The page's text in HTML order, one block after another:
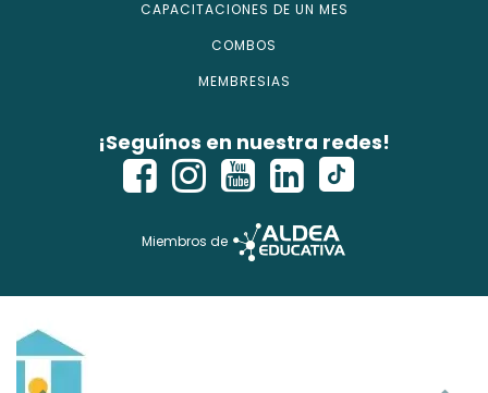
CAPACITACIONES DE UN MES
COMBOS
MEMBRESIAS
¡Seguínos en nuestra redes!
Miembros de
Copyright © 2026 - isecursos.com - Todos los derechos